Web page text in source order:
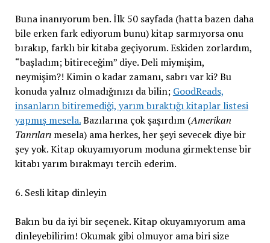
Buna inanıyorum ben. İlk 50 sayfada (hatta bazen daha
bile erken fark ediyorum bunu) kitap sarmıyorsa onu
bırakıp, farklı bir kitaba geçiyorum. Eskiden zorlardım,
“başladım; bitireceğim” diye. Deli miymişim,
neymişim?! Kimin o kadar zamanı, sabrı var ki? Bu
konuda yalnız olmadığınızı da bilin; GoodReads,
insanların bitiremediği, yarım bıraktığı kitaplar listesi
yapmış mesela.Bazılarına çok şaşırdım (Amerikan
Tanrılarımesela) ama herkes, her şeyi sevecek diye bir
şey yok. Kitap okuyamıyorum moduna girmektense bir
kitabı yarım bırakmayı tercih ederim.
6. Sesli kitap dinleyin
Bakın bu da iyi bir seçenek. Kitap okuyamıyorum ama
dinleyebilirim! Okumak gibi olmuyor ama biri size